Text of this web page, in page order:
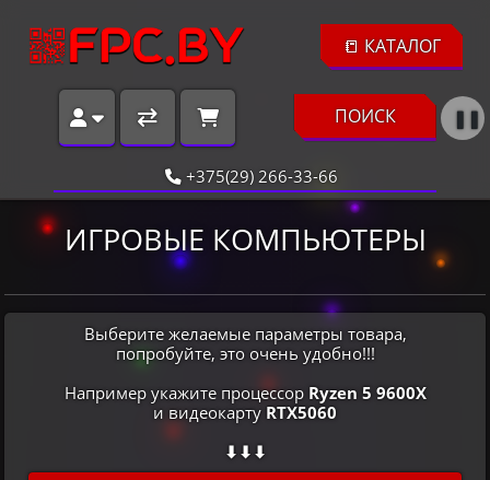
📒 КАТАЛОГ
ПОИСК ❚❚
+375(29) 266-33-66
ИГРОВЫЕ КОМПЬЮТЕРЫ
Выберите желаемые параметры товара,
попробуйте, это очень удобно!!!
Например укажите процессор Ryzen 5 9600X
и видеокарту RTX5060
⬇⬇⬇